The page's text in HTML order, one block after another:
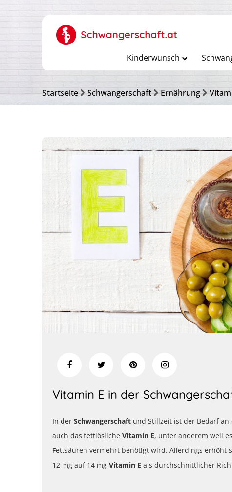
Kinderwunsch
Startseite Schwangerschaft Ernährung
Vitamin E in der
In der Schwangerschaft und Stillzeit ist der Bedarf
auch das fettlösliche Vitamin E, unter anderem weil
Fettsäuren vermehrt benötigt wird. Allerdings erhöht
12 mg auf 14 mg Vitamin E als durchschnittlicher